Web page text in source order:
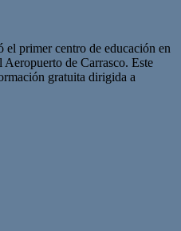
primer centro de educación en
de Carrasco. Este
gratuita dirigida a